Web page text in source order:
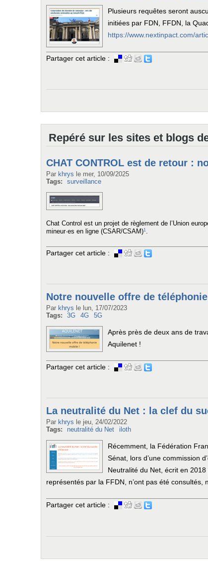
Plusieurs requêtes seront
initiées par FDN, FFDN, la
https://www.nextinpact.com/
Partager cet article :
Repéré sur les sites et blogs
CHAT CONTROL est de retour :
Par khrys le mer, 10/09/2025
Tags:
surveillance
Chat Control est un projet de règlement de l’Union
mineur·es en ligne (CSAR/CSAM)1 .
Partager cet article :
Notre nouvelle offre de
Par khrys le lun, 17/07/2023
Tags:
3G 4G 5G
Après près de deux ans de
Aquilenet !
Partager cet article :
La neutralité du Net : la clef du
Par khrys le jeu, 24/02/2022
Tags:
neutralité du Net iloth
Récemment, la Fédération
Sénat, lors d’une commission
Neutralité du Net, écrit en
représentés par la FFDN, n’ont pas été
Partager cet article :